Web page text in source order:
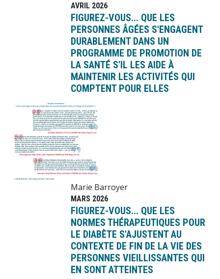
AVRIL 2026
FIGUREZ-VOUS... QUE LES
PERSONNES ÂGÉES S'ENGAGENT
DURABLEMENT DANS UN
PROGRAMME DE PROMOTION DE
LA SANTÉ S'IL LES AIDE À
MAINTENIR LES ACTIVITÉS QUI
COMPTENT POUR ELLES
Image
Marie Barroyer
MARS 2026
FIGUREZ-VOUS... QUE LES
NORMES THÉRAPEUTIQUES POUR
LE DIABÈTE S'AJUSTENT AU
CONTEXTE DE FIN DE LA VIE DES
PERSONNES VIEILLISSANTES QUI
EN SONT ATTEINTES